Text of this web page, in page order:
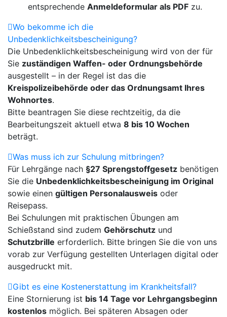
entsprechende Anmeldeformular als PDF zu.
Wo bekomme ich die
Unbedenklichkeitsbescheinigung?
Die Unbedenklichkeitsbescheinigung wird von der für
Sie zuständigen Waffen- oder Ordnungsbehörde
ausgestellt – in der Regel ist das die
Kreispolizeibehörde oder das Ordnungsamt Ihres
Wohnortes.
Bitte beantragen Sie diese rechtzeitig, da die
Bearbeitungszeit aktuell etwa 8 bis 10 Wochen
beträgt.
Was muss ich zur Schulung mitbringen?
Für Lehrgänge nach §27 Sprengstoffgesetz benötigen
Sie die Unbedenklichkeitsbescheinigung im Original
sowie einen gültigen Personalausweis oder
Reisepass.
Bei Schulungen mit praktischen Übungen am
Schießstand sind zudem Gehörschutz und
Schutzbrille erforderlich. Bitte bringen Sie die von uns
vorab zur Verfügung gestellten Unterlagen digital oder
ausgedruckt mit.
Gibt es eine Kostenerstattung im Krankheitsfall?
Eine Stornierung ist bis 14 Tage vor Lehrgangsbeginn
kostenlos möglich. Bei späteren Absagen oder